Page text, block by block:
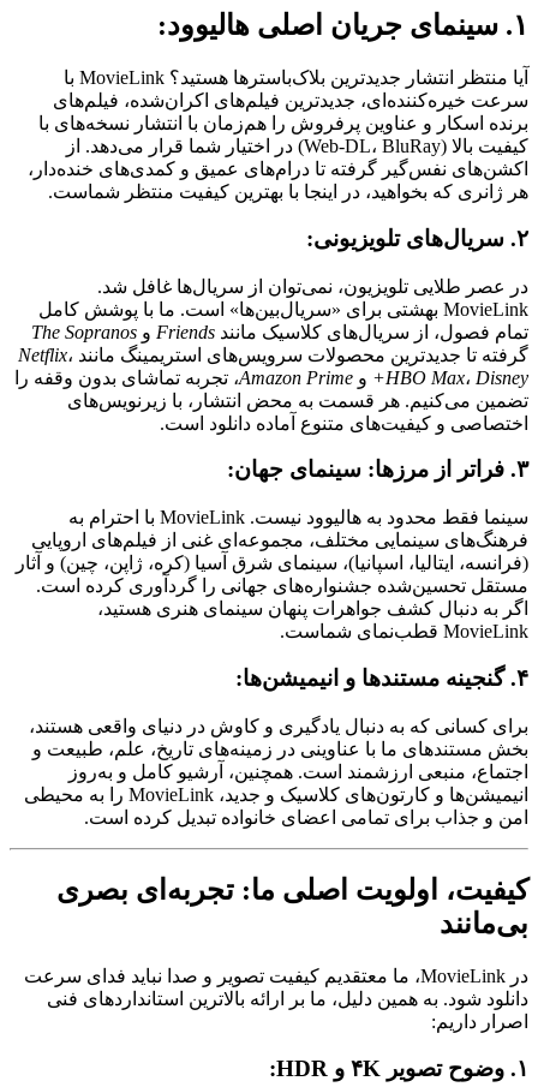
۱. سینمای جریان اصلی هالیوود:
آیا منتظر انتشار جدیدترین بلاک‌باسترها هستید؟ MovieLink با
سرعت خیره‌کننده‌ای، جدیدترین فیلم‌های اکران‌شده، فیلم‌های
برنده اسکار و عناوین پرفروش را هم‌زمان با انتشار نسخه‌های با
کیفیت بالا (Web-DL، BluRay) در اختیار شما قرار می‌دهد. از
اکشن‌های نفس‌گیر گرفته تا درام‌های عمیق و کمدی‌های خنده‌دار،
هر ژانری که بخواهید، در اینجا با بهترین کیفیت منتظر شماست.
۲. سریال‌های تلویزیونی:
در عصر طلایی تلویزیون، نمی‌توان از سریال‌ها غافل شد.
MovieLink بهشتی برای «سریال‌بین‌ها» است. ما با پوشش کامل
تمام فصول، از سریال‌های کلاسیک مانند Friends و The Sopranos
گرفته تا جدیدترین محصولات سرویس‌های استریمینگ مانند Netflix،
HBO Max، Disney+ و Amazon Prime، تجربه تماشای بدون وقفه را
تضمین می‌کنیم. هر قسمت به محض انتشار، با زیرنویس‌های
اختصاصی و کیفیت‌های متنوع آماده دانلود است.
۳. فراتر از مرزها: سینمای جهان:
سینما فقط محدود به هالیوود نیست. MovieLink با احترام به
فرهنگ‌های سینمایی مختلف، مجموعه‌ای غنی از فیلم‌های اروپایی
(فرانسه، ایتالیا، اسپانیا)، سینمای شرق آسیا (کره، ژاپن، چین) و آثار
مستقل تحسین‌شده جشنواره‌های جهانی را گردآوری کرده است.
اگر به دنبال کشف جواهرات پنهان سینمای هنری هستید،
MovieLink قطب‌نمای شماست.
۴. گنجینه مستندها و انیمیشن‌ها:
برای کسانی که به دنبال یادگیری و کاوش در دنیای واقعی هستند،
بخش مستندهای ما با عناوینی در زمینه‌های تاریخ، علم، طبیعت و
اجتماع، منبعی ارزشمند است. همچنین، آرشیو کامل و به‌روز
انیمیشن‌ها و کارتون‌های کلاسیک و جدید، MovieLink را به محیطی
امن و جذاب برای تمامی اعضای خانواده تبدیل کرده است.
کیفیت، اولویت اصلی ما: تجربه‌ای بصری
بی‌مانند
در MovieLink، ما معتقدیم کیفیت تصویر و صدا نباید فدای سرعت
دانلود شود. به همین دلیل، ما بر ارائه بالاترین استانداردهای فنی
اصرار داریم:
۱. وضوح تصویر ۴K و HDR: